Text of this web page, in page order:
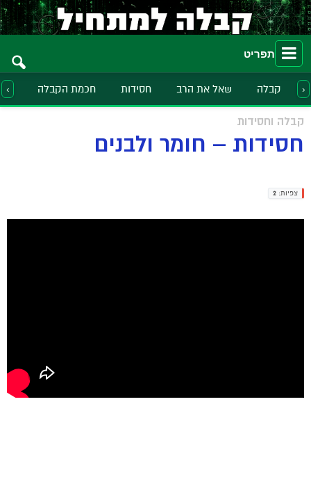
תפריט
קבלה שאל את הרב חסידות חכמת הקבלה ›
‹
קבלה וחסידות
חסידות – חומר ולבנים
צפיות: 2